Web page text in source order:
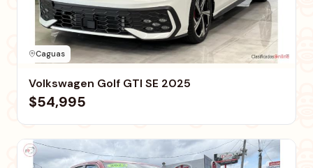
Caguas
Volkswagen Golf GTI SE 2025
$54,995